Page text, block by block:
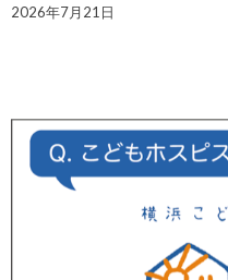
2026年7月21日